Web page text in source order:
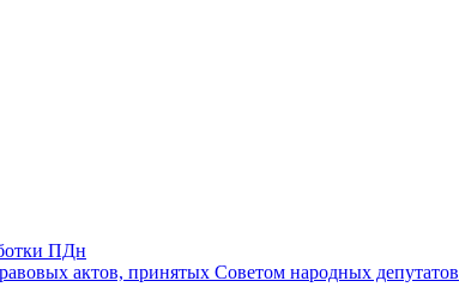
ПДн
актов, принятых Советом народных депутатов